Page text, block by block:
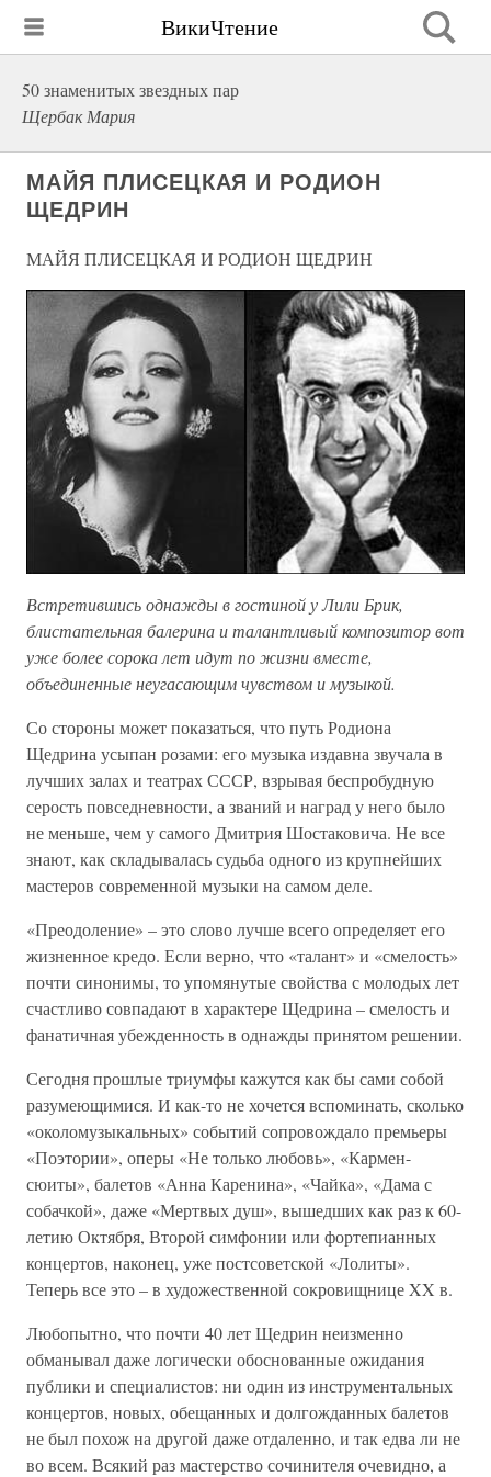
ВикиЧтение
50 знаменитых звездных пар
Щербак Мария
МАЙЯ ПЛИСЕЦКАЯ И РОДИОН
ЩЕДРИН
МАЙЯ ПЛИСЕЦКАЯ И РОДИОН ЩЕДРИН
Встретившись однажды в гостиной у Лили Брик,
блистательная балерина и талантливый композитор вот
уже более сорока лет идут по жизни вместе,
объединенные неугасающим чувством и музыкой.
Со стороны может показаться, что путь Родиона
Щедрина усыпан розами: его музыка издавна звучала в
лучших залах и театрах СССР, взрывая беспробудную
серость повседневности, а званий и наград у него было
не меньше, чем у самого Дмитрия Шостаковича. Не все
знают, как складывалась судьба одного из крупнейших
мастеров современной музыки на самом деле.
«Преодоление» – это слово лучше всего определяет его
жизненное кредо. Если верно, что «талант» и «смелость»
почти синонимы, то упомянутые свойства с молодых лет
счастливо совпадают в характере Щедрина – смелость и
фанатичная убежденность в однажды принятом решении.
Сегодня прошлые триумфы кажутся как бы сами собой
разумеющимися. И как-то не хочется вспоминать, сколько
«околомузыкальных» событий сопровождало премьеры
«Поэтории», оперы «Не только любовь», «Кармен-
сюиты», балетов «Анна Каренина», «Чайка», «Дама с
собачкой», даже «Мертвых душ», вышедших как раз к 60-
летию Октября, Второй симфонии или фортепианных
концертов, наконец, уже постсоветской «Лолиты».
Теперь все это – в художественной сокровищнице XX в.
Любопытно, что почти 40 лет Щедрин неизменно
обманывал даже логически обоснованные ожидания
публики и специалистов: ни один из инструментальных
концертов, новых, обещанных и долгожданных балетов
не был похож на другой даже отдаленно, и так едва ли не
во всем. Всякий раз мастерство сочинителя очевидно, а